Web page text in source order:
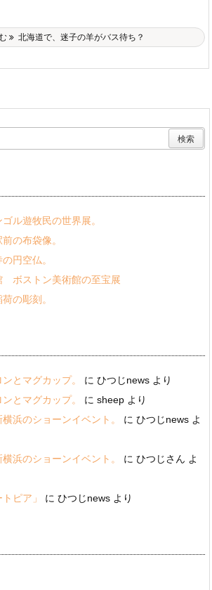
北海道で、迷子の羊がバス待ち？
ル遊牧民の世界展。
の布袋像。
円空仏。
ボストン美術館の至宝展
の彫刻。
とマグカップ。 に ひつじnews より
とマグカップ。
に sheep より
浜のショーンイベント。
に ひつじnews よ
浜のショーンイベント。
に ひつじさん よ
ピア」
に ひつじnews より